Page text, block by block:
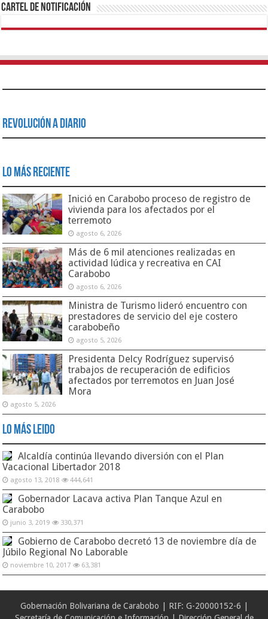
Cartel de Notificación
Revolución a Diario
Lo Más Reciente
Inició en Carabobo proceso de registro de
vivienda para los afectados por el
terremoto
agosto 6, 2026
Más de 6 mil atenciones realizadas en
actividad lúdica y recreativa en CAI
Carabobo
agosto 6, 2026
Ministra de Turismo lideró encuentro con
prestadores de servicio del eje costero
carabobeño
agosto 5, 2026
Presidenta Delcy Rodríguez supervisó
trabajos de recuperación de edificios
afectados por terremotos en Juan José
Mora
agosto 5, 2026
Lo Más Leido
Alcaldía continúa llevando diversión con el Plan
Vacacional Libertador 2018
agosto 13, 2018 444,641
Gobernador Lacava activa Plan Tanque Azul en
Carabobo
junio 3, 2019 330,371
Gobierno de Carabobo decretó 13 de noviembre día de
Júbilo Regional No Laborable
noviembre 10, 2017 63,381
Gobernación Bolivariana de Carabobo | RIF: G-20000152-6 |